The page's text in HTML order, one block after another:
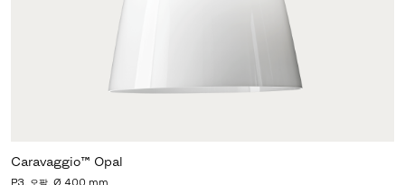
Caravaggio™ Opal
P3, 오팔, Ø 400 mm